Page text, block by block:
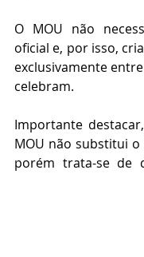
O MOU não
oficial e, por isso,
exclusivamente
celebram.
Importante
MOU não substitui o
porém trata-se de